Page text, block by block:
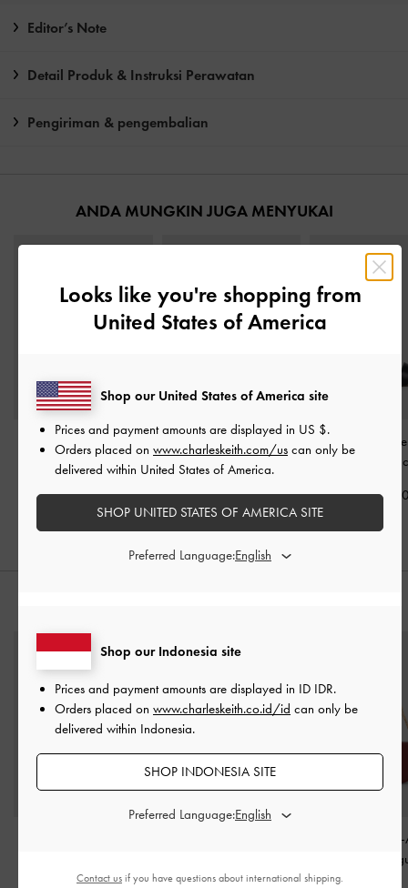
Editor’s Note
Detail Produk & Instruksi Perawatan
Pengiriman & pengembalian
ANDA MUNGKIN JUGA MENYUKAI
Sandal Platform Block-
Heel
Black
IDR1,199,000
Sandal Heeled Square-
Toe-Black
IDR1,099,000
Sandal
Tas Bahu
Looks like you're shopping from
United States of America
Shop our Indonesia site
Prices and payment amounts are displayed in ID IDR.
Orders placed on www.charleskeith.co.id/id can only be
delivered within Indonesia.
SHOP INDONESIA SITE
Preferred Language:
Shop our United States of America site
Prices and payment amounts are displayed in US $.
Orders placed on www.charleskeith.com/us can only be
delivered within United States of America.
SHOP UNITED STATES OF AMERICA SITE
Preferred Language:
Contact us if you have questions about international shipping.